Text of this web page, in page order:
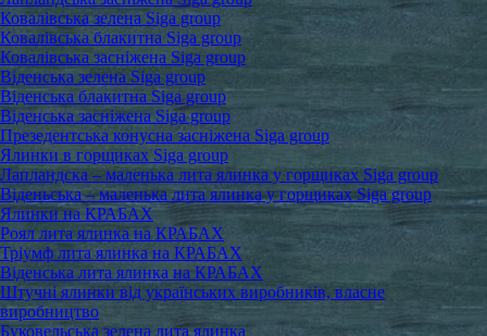
Ковалівська зелена Siga group
Ковалівська блакитна Siga group
Ковалівська засніжена Siga group
Віденська зелена Siga group
Віденська блакитна Siga group
Віденська засніжена Siga group
Презедентська конусна засніжена Siga group
Ялинки в горщиках Siga group
Лапландска – маленька лита ялинка у горщиках Siga group
Віденьська – маленька лита ялинка у горщиках Siga group
Ялинки на КРАБАХ
Роял лита ялинка на КРАБАХ
Тріумф лита ялинка на КРАБАХ
Віденська лита ялинка на КРАБАХ
Штучні ялинки від українських виробників, власне
виробництво
Буковельська зелена лита ялинка